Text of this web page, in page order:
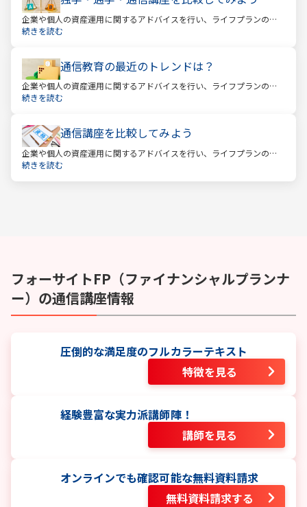
企業や個人の資産運用に関するアドバイスを行い、ライフプランの設
計を提案するファイナンシャルプランナー。
続きを読む
通信教育の最近のトレンドは？
企業や個人の資産運用に関するアドバイスを行い、ライフプランの設
計を提案するファイナンシャルプランナー。
続きを読む
通信講座を比較してみよう
企業や個人の資産運用に関するアドバイスを行い、ライフプランの設
計を提案するファイナンシャルプランナー。
続きを読む
フォーサイトFP（ファイナンシャルプランナ
ー） の通信講座情報
圧倒的な満足度のフルカラーテキスト
特徴を見る
経験豊富な実力派講師陣！
講師を見る
オンラインでも確認可能な無料資料請求
無料資料請求する